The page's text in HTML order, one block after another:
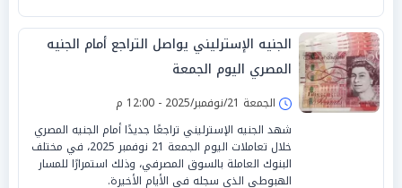
الجنيه الإسترليني يواصل التراجع أمام الجنيه
المصري اليوم الجمعة
الجمعة 21/نوفمبر/2025 - 12:00 م
شهد الجنيه الإسترليني تراجعًا جديدًا أمام الجنيه المصري
خلال تعاملات اليوم الجمعة 21 نوفمبر 2025، في مختلف
البنوك العاملة بالسوق المصرفي، وذلك استمرارًا للمسار
الهبوطي الذي سجله في الأيام الأخيرة.